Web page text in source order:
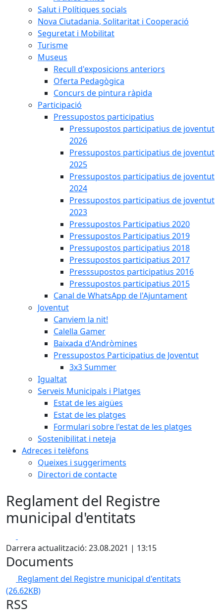
Salut i Polítiques socials
Nova Ciutadania, Solitaritat i Cooperació
Seguretat i Mobilitat
Turisme
Museus
Recull d'exposicions anteriors
Oferta Pedagògica
Concurs de pintura ràpida
Participació
Pressupostos participatius
Pressupostos participatius de joventut
2026
Pressupostos participatius de joventut
2025
Pressupostos participatius de joventut
2024
Pressupostos participatius de joventut
2023
Pressupostos Participatius 2020
Pressupostos Participatius 2019
Pressupostos participatius 2018
Pressupostos participatius 2017
Presssupostos participatius 2016
Pressupostos participatius 2015
Canal de WhatsApp de l'Ajuntament
Joventut
Canviem la nit!
Calella Gamer
Baixada d'Andròmines
Pressupostos Participatius de Joventut
3x3 Summer
Igualtat
Serveis Municipals i Platges
Estat de les aigües
Estat de les platges
Formulari sobre l'estat de les platges
Sostenibilitat i neteja
Adreces i telèfons
Queixes i suggeriments
Directori de contacte
Reglament del Registre
municipal d'entitats
Darrera actualització: 23.08.2021 | 13:15
Documents
Reglament del Registre municipal d'entitats
(26.62KB)
RSS